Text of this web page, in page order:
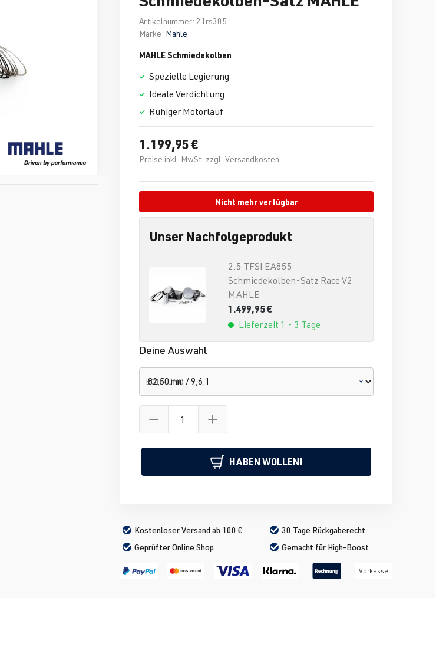
Artikelnummer: 21rs305
Marke: Mahle
MAHLE Schmiedekolben
Spezielle Legierung
Ideale Verdichtung
Ruhiger Motorlauf
1.199,95 €
Preise inkl. MwSt. zzgl. Versandkosten
Nicht mehr verfügbar
Unser Nachfolgeprodukt
2.5 TFSI EA855
Schmiedekolben-Satz Race V2
MAHLE
1.499,95 €
Lieferzeit 1 - 3 Tage
Deine Auswahl
BOHRUNG
HABEN WOLLEN!
Kostenloser Versand ab 100 €
30 Tage Rückgaberecht
Geprüfter Online Shop
Gemacht für High-Boost
Vorkasse